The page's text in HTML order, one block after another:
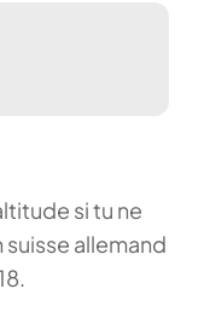
si tu ne
allemand